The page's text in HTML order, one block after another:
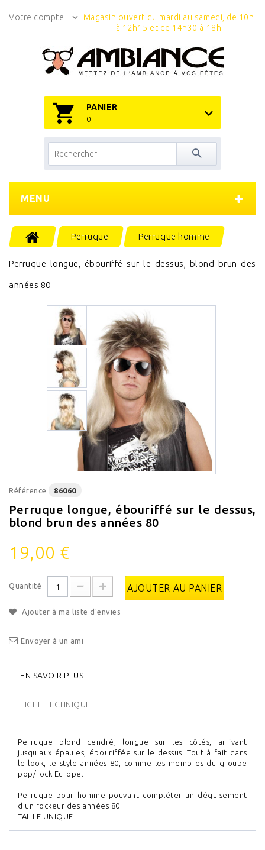
Votre compte
Magasin ouvert du mardi au samedi, de 10h
à 12h15 et de 14h30 à 18h
PANIER
0
MENU
Perruque Perruque homme
Perruque longue, ébouriffé sur le dessus, blond brun des
années 80
Référence 86060
Perruque longue, ébouriffé sur le dessus,
blond brun des années 80
19,00 €
Quantité AJOUTER AU PANIER
Ajouter à ma liste d'envies
Envoyer à un ami
EN SAVOIR PLUS
FICHE TECHNIQUE
Perruque blond cendré, longue sur les côtés, arrivant
jusqu'aux épaules, ébouriffée sur le dessus. Tout à fait dans
le look, le style années 80, comme les membres du groupe
pop/rock Europe.
Perruque pour homme pouvant compléter un déguisement
d'un rockeur des années 80.
TAILLE UNIQUE